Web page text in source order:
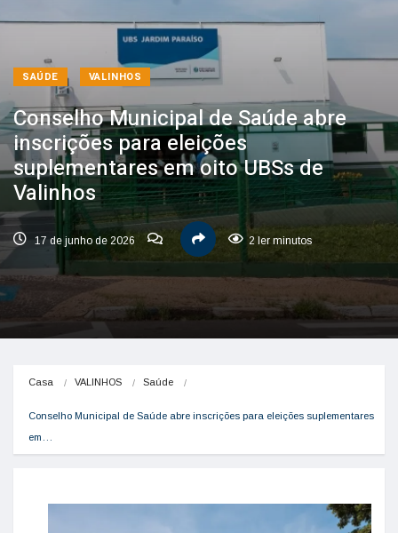
SAÚDE VALINHOS
Conselho Municipal de Saúde abre
inscrições para eleições
suplementares em oito UBSs de
Valinhos
17 de junho de 2026 2 ler minutos
Casa VALINHOS Saúde
Conselho Municipal de Saúde abre inscrições para eleições suplementares
em…